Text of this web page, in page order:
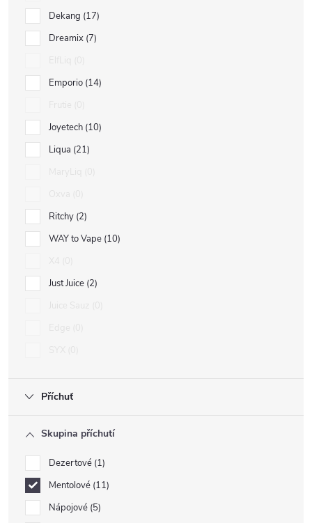
Dekang 17
Dreamix 7
Emporio 14
Joyetech 10
Liqua 21
Ritchy 2
WAY to Vape 10
Just Juice 2
Příchuť
Skupina příchutí
Dezertové 1
Mentolové 11
Nápojové 5